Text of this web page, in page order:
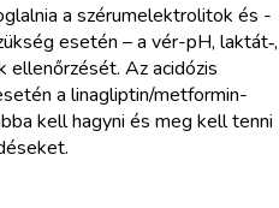
a szérumelektrolitok és -
esetén – a vér-pH, laktát‑,
ellenőrzését. Az acidózis
a linagliptin/metformin-
kell hagyni és meg kell tenni